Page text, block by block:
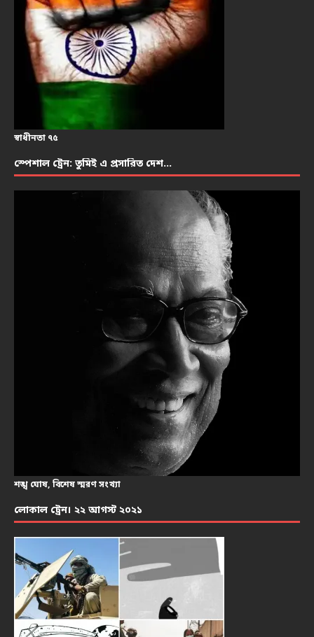
স্বাধীনতা ৭৫
স্পেশাল ট্রেন: তুমিই এ প্রসারিত দেশ…
শঙ্খ ঘোষ, বিশেষ স্মরণ সংখ্যা
লোকাল ট্রেন। ২২ আগস্ট ২০২১